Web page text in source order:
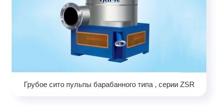
Грубое сито пульпы барабанного типа , серии ZSR